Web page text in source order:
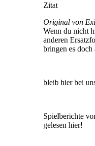
Zitat
Original von
Wenn du nicht
anderen
bringen es doch
bleib hier bei
Spielberichte
gelesen hier!